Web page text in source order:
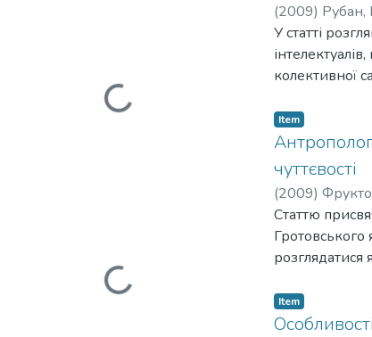
Loading...
(2009) Рубан,
У статті
колективної
Loading...
Item
чуттєвості
(2009)
Статтю
Гротовського
розглядатися
простору як
почуття.
Item